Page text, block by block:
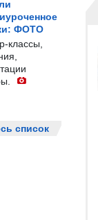
ФОТО
классы,
список